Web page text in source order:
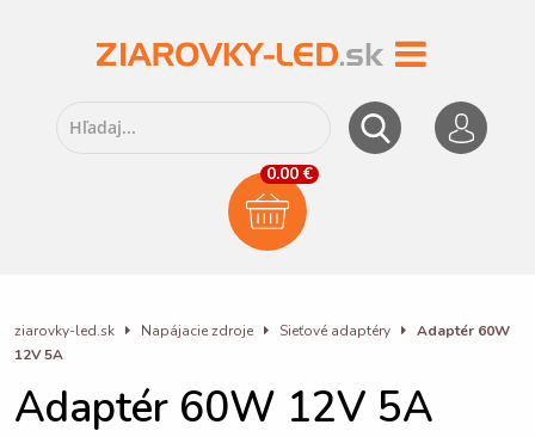
0.00 €
ziarovky-led.sk Napájacie zdroje Sieťové adaptéry
Adaptér 60W
12V 5A
Adaptér 60W 12V 5A